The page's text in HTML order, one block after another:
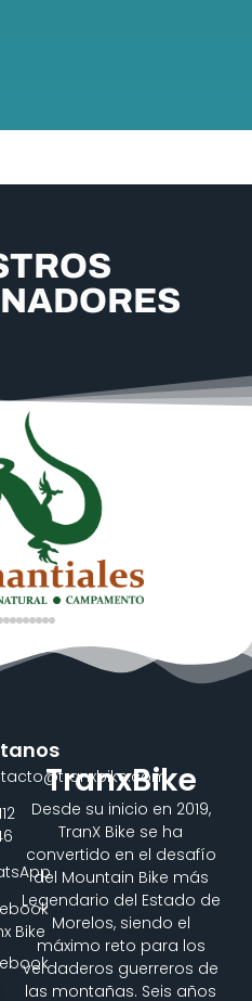
TranxBike
Desde su inicio en 2019,
TranX Bike se ha
convertido en el desafío
del Mountain Bike más
Legendario del Estado de
Morelos, siendo el
máximo reto para los
verdaderos guerreros de
las montañas. Seis años
Bike